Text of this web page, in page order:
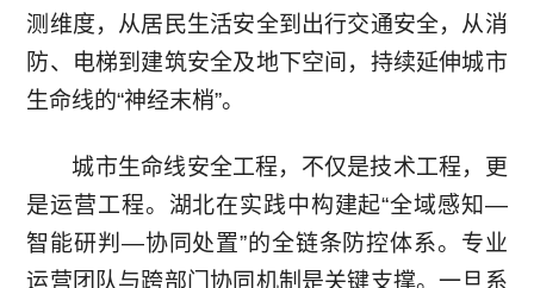
测维度，从居民生活安全到出行交通安全，从消
防、电梯到建筑安全及地下空间，持续延伸城市
生命线的“神经末梢”。
城市生命线安全工程，不仅是技术工程，更
是运营工程。湖北在实践中构建起“全域感知—
智能研判—协同处置”的全链条防控体系。专业
运营团队与跨部门协同机制是关键支撑。一旦系